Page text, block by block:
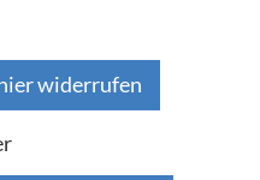
widerrufen